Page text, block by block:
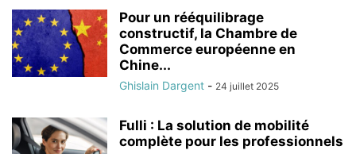
Pour un rééquilibrage
constructif, la Chambre de
Commerce européenne en
Chine...
Ghislain Dargent - 24 juillet 2025
Fulli : La solution de mobilité
complète pour les professionnels